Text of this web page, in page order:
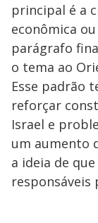
principal é a
econômica
parágrafo
o tema ao
Esse padrão
reforçar
Israel e
um aumento
a ideia de
responsáveis